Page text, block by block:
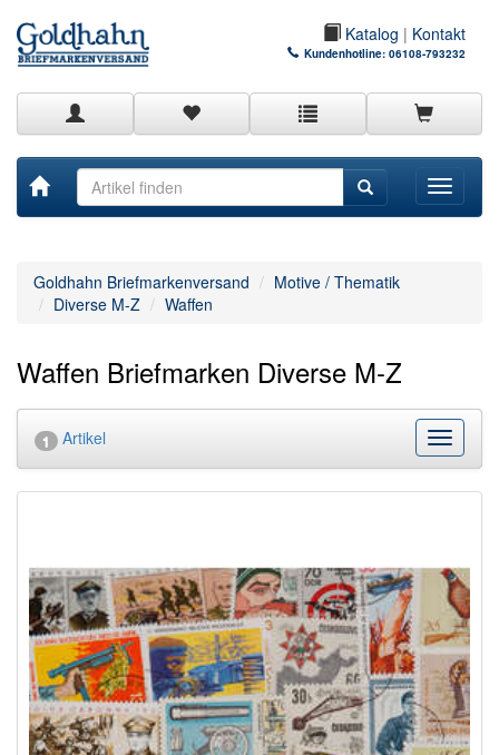
Katalog | Kontakt
Kundenhotline: 06108-793232
Toggle
Goldhahn Briefmarkenversand
Motive / Thematik
Diverse M-Z
Waffen
Waffen Briefmarken Diverse M-Z
1 Artikel